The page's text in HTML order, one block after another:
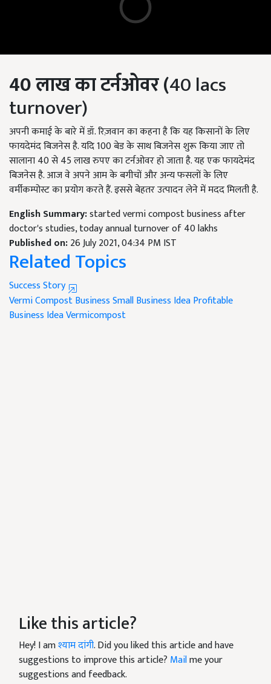
40लाखकाटर्नओवर (40 lacs
turnover)
अपनी कमाई के बारे में डॉ. रिज़वान का कहना है कि यह किसानों के लिए
फायदेमंद बिजनेस है. यदि 100 बेड के साथ बिजनेस शुरू किया जाए तो
सालाना 40 से 45 लाख रुपए का टर्नओवर हो जाता है. यह एक फायदेमंद
बिजनेस है. आज वे अपने आम के बगीचों और अन्य फसलों के लिए
वर्मीकम्पोस्ट का प्रयोग करते हैं. इससे बेहतर उत्पादन लेने में मदद मिलती है.
English Summary:started vermi compost business after
doctor's studies, today annual turnover of 40 lakhs
Published on:26 July 2021, 04:34 PM IST
Related Topics
Success Story
Vermi Compost BusinessSmall Business IdeaProfitable
Business IdeaVermicompost
Like this article?
Hey! I amश्याम दांगी. Did you liked this article and have
suggestions to improve this article? Mailme your
suggestions and feedback.